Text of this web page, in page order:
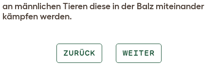
an männlichen Tieren diese in der Balz miteinander
kämpfen werden.
ZURÜCK WEITER